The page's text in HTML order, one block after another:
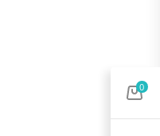
0